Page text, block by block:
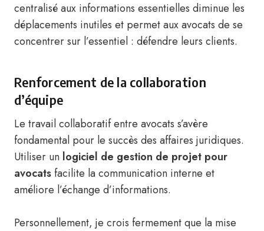
centralisé aux informations essentielles diminue les
déplacements inutiles et permet aux avocats de se
concentrer sur l’essentiel : défendre leurs clients.
Renforcement de la collaboration
d’équipe
Le travail collaboratif entre avocats s’avère
fondamental pour le succès des affaires juridiques.
Utiliser un logiciel de gestion de projet pour
avocatsfacilite la communication interne et
améliore l’échange d’informations.
Personnellement, je crois fermement que la mise